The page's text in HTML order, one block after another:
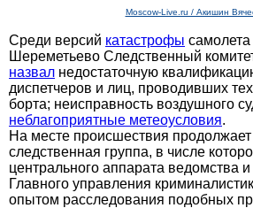
Moscow-Live.ru / Акишин
Среди версий катастрофы
Шереметьево Следственный
назвал недостаточную
диспетчеров и лиц, проводивших
борта; неисправность воздушного
неблагоприятные метеоусловия.
На месте происшествия продолжает
следственная группа, в числе
центрального аппарата ведомства
Главного управления
опытом расследования подобных